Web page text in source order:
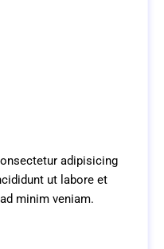
adipisicing
ut labore et
minim veniam.